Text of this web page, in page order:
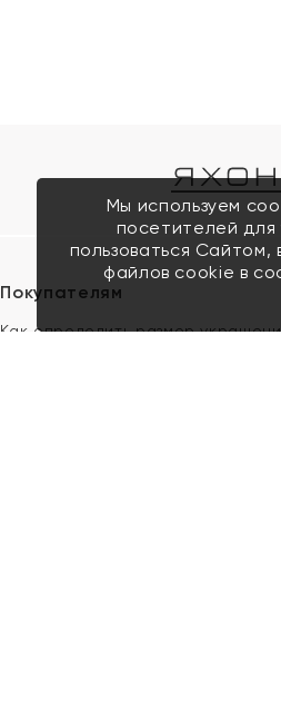
Покупателям
Как определить размер
Мы используем
посетителей
пользоваться Сайтом,
файлов cookie в